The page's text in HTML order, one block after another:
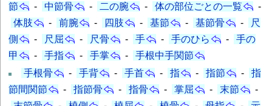
節
- 中節骨 - 二の腕 - 体の部位ごとの一覧
-
体肢
- 前腕 - 四肢 - 基節 - 基節骨 -
尺
側
- 尺屈 - 尺骨 - 手 - 手のひら -
手の
甲
- 手指 - 手掌 -
手根中手関節
手根骨
- 手背 - 手首 - 指 - 指節 -
指
節間関節
- 指節骨 - 指骨 - 掌屈 - 末節
-